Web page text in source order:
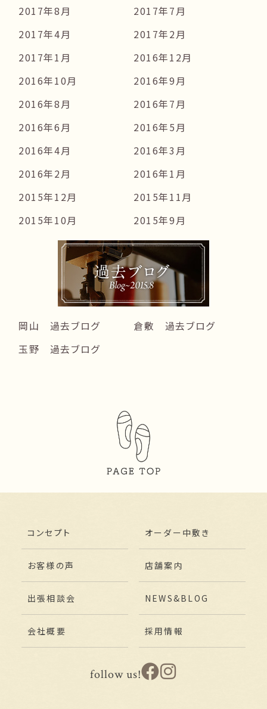
2017年8月
2017年7月
2017年4月
2017年2月
2017年1月
2016年12月
2016年10月
2016年9月
2016年8月
2016年7月
2016年6月
2016年5月
2016年4月
2016年3月
2016年2月
2016年1月
2015年12月
2015年11月
2015年10月
2015年9月
岡山 過去ブログ
倉敷 過去ブログ
玉野 過去ブログ
コンセプト オーダー中敷き
お客様の声 店舗案内
出張相談会 NEWS&BLOG
会社概要 採用情報
follow us!